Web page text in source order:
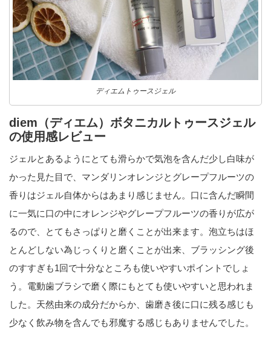
ディエムトゥースジェル
diem（ディエム）ボタニカルトゥースジェル
の使用感レビュー
ジェルとあるようにとても滑らかで気泡を含んだ少し白味が
かった見た目で、マンダリンオレンジとグレープフルーツの
香りはジェル自体からはあまり感じません。口に含んだ瞬間
に一気に口の中にオレンジやグレープフルーツの香りが広が
るので、とてもさっぱりと磨くことが出来ます。泡立ちはほ
とんどしない為じっくりと磨くことが出来、ブラッシング後
のすすぎも1回で十分なところも使いやすいポイントでしょ
う。電動歯ブラシで磨く際にもとても使いやすいと思われま
した。天然由来の成分だからか、歯磨き後に口に残る感じも
少なく飲み物を含んでも邪魔する感じもありませんでした。